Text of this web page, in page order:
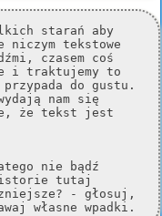
starań aby
niczym tekstowe
czasem coś
i traktujemy to
do gustu.
nam się
że tekst jest
nie bądź
tutaj
- głosuj,
własne wpadki.